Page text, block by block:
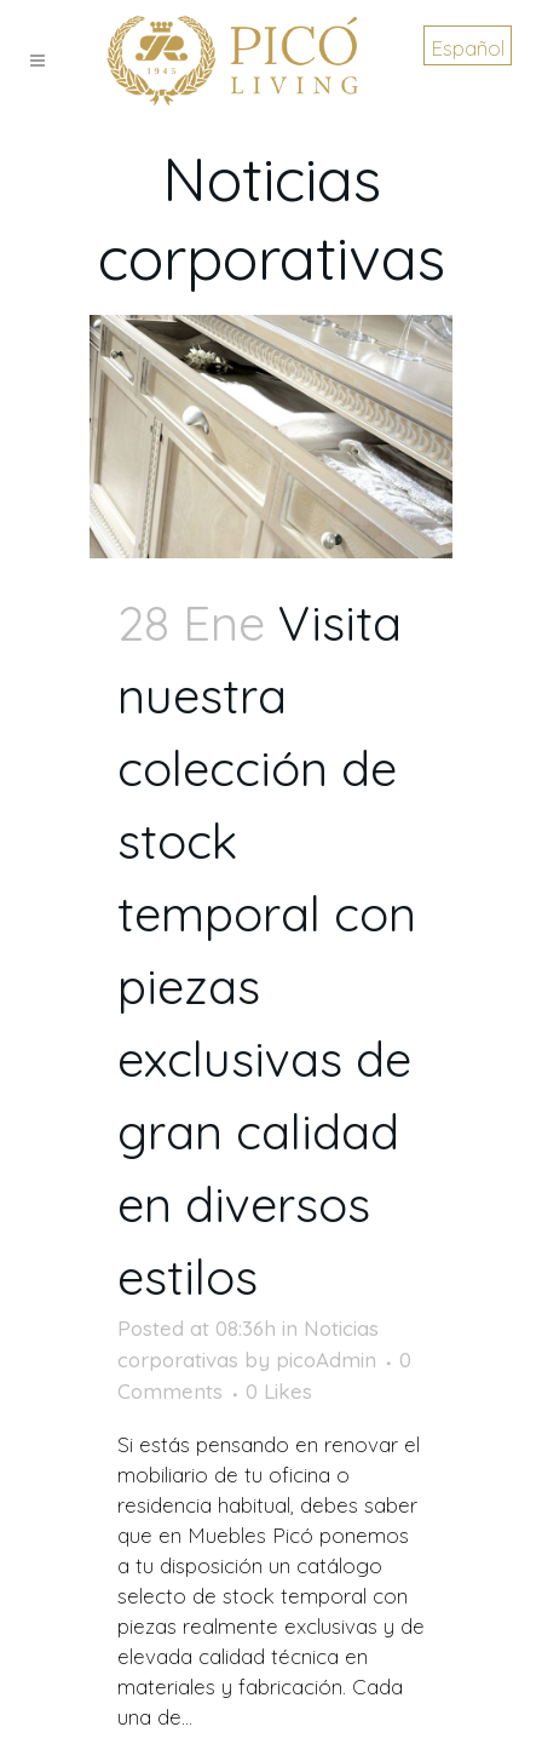
Español
Noticias
corporativas
28 Ene Visita
nuestra
colección de
stock
temporal con
piezas
exclusivas de
gran calidad
en diversos
estilos
Posted at 08:36h in Noticias
corporativas by picoAdmin
0
Comments
0 Likes
Si estás pensando en renovar el
mobiliario de tu oficina o
residencia habitual, debes saber
que en Muebles Picó ponemos
a tu disposición un catálogo
selecto de stock temporal con
piezas realmente exclusivas y de
elevada calidad técnica en
materiales y fabricación. Cada
una de...